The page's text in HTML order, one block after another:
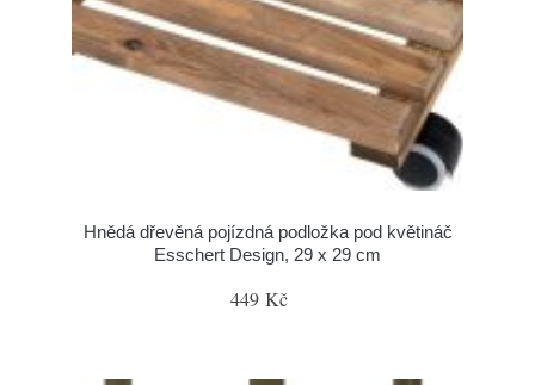
Hnědá dřevěná pojízdná podložka pod květináč
Esschert Design, 29 x 29 cm
449 Kč